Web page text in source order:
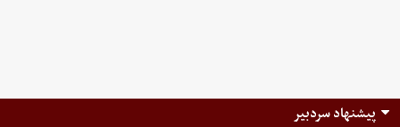
پیشنهاد سردبیر